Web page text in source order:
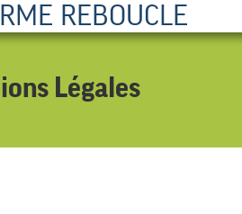
REBOUCLE
Légales